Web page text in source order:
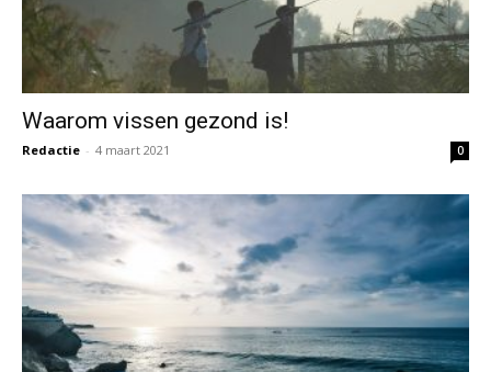
Waarom vissen gezond is!
Redactie - 4 maart 2021 0